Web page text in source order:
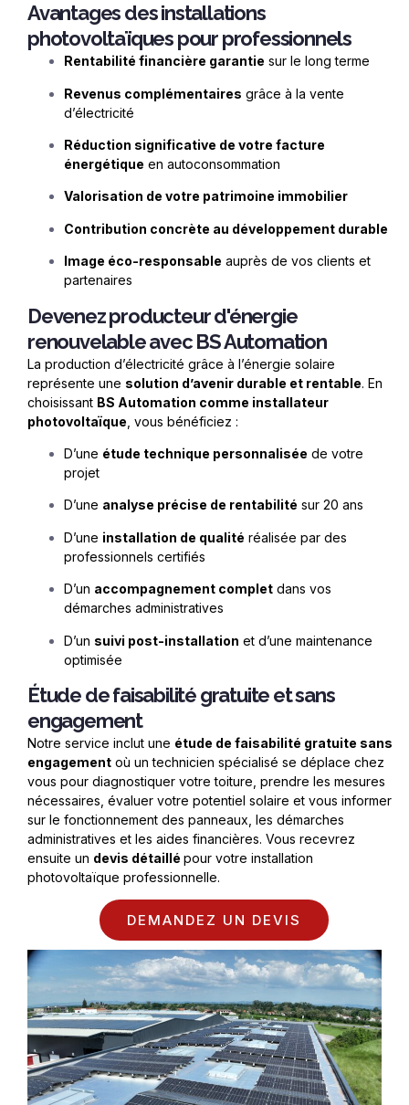
Avantages des installations
photovoltaïques pour professionnels
Rentabilité financière garantie sur le long terme
Revenus complémentaires grâce à la vente
d’électricité
Réduction significative de votre facture
énergétique en autoconsommation
Valorisation de votre patrimoine immobilier
Contribution concrète au développement durable
Image éco-responsable auprès de vos clients et
partenaires
Devenez producteur d'énergie
renouvelable avec BS Automation
La production d’électricité grâce à l’énergie solaire
représente une solution d’avenir durable et rentable. En
choisissant BS Automation comme installateur
photovoltaïque , vous bénéficiez :
D’une étude technique personnalisée de votre
projet
D’une analyse précise de rentabilité sur 20 ans
D’une installation de qualité réalisée par des
professionnels certifiés
D’un accompagnement complet dans vos
démarches administratives
D’un suivi post-installation et d’une maintenance
optimisée
Étude de faisabilité gratuite et sans
engagement
Notre service inclut une étude de faisabilité gratuite sans
engagement où un technicien spécialisé se déplace chez
vous pour diagnostiquer votre toiture, prendre les mesures
nécessaires, évaluer votre potentiel solaire et vous informer
sur le fonctionnement des panneaux, les démarches
administratives et les aides financières. Vous recevrez
ensuite un devis détaillé pour votre installation
photovoltaïque professionnelle.
DEMANDEZ UN DEVIS